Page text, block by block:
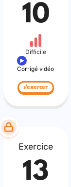
10
Difficile
Corrigé vidéo
s'exercer
Exercice
13